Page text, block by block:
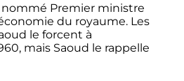
nommé Premier ministre
du royaume. Les
le forcent à
mais Saoud le rappelle